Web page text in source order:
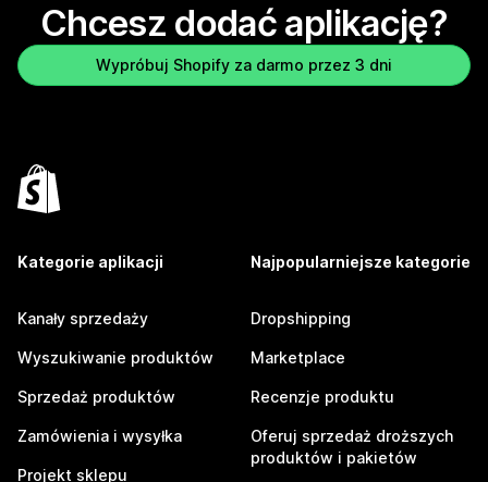
Chcesz dodać aplikację?
Wypróbuj Shopify za darmo przez 3 dni
Kategorie aplikacji
Kanały sprzedaży
Wyszukiwanie produktów
Sprzedaż produktów
Zamówienia i wysyłka
Projekt sklepu
Najpopularniejsze kategorie
Dropshipping
Marketplace
Recenzje produktu
Oferuj sprzedaż droższych
produktów i pakietów